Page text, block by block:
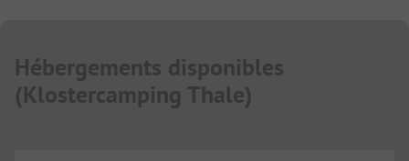
Hébergements disponibles
(Klostercamping Thale)